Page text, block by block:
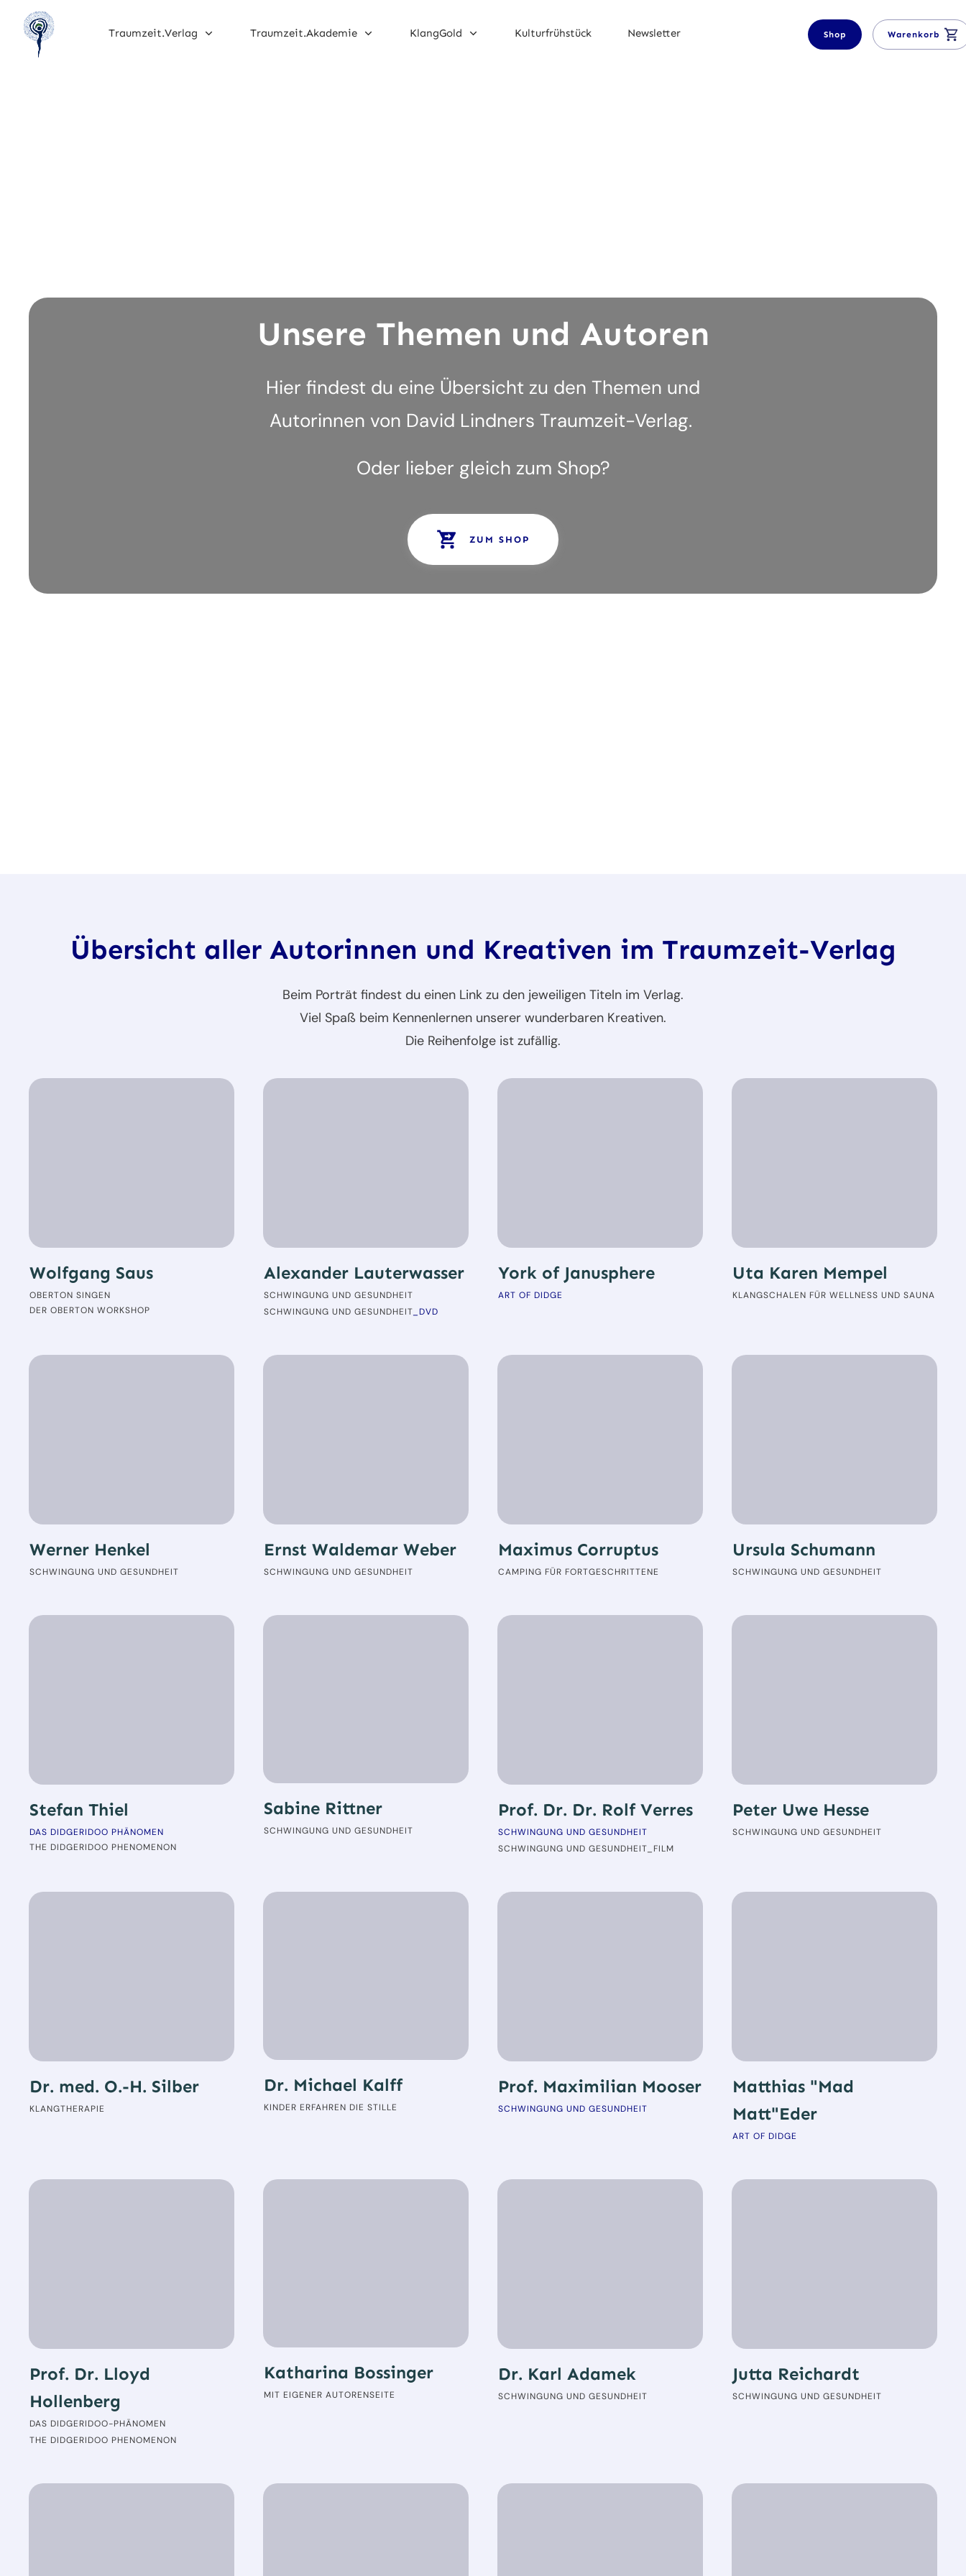
Traumzeit.Verlag Traumzeit.Akademie KlangGold Kulturfrühstück Newsletter Shop Warenkorb
Unsere Themen und Autoren
Hier findest du eine Übersicht zu den Themen und
Autorinnen von David Lindners Traumzeit-Verlag.
Oder lieber gleich zum Shop?
ZUM SHOP
Übersicht aller Autorinnen und Kreativen im Traumzeit-Verlag
Beim Porträt findest du einen Link zu den jeweiligen Titeln im Verlag.
Viel Spaß beim Kennenlernen unserer wunderbaren Kreativen.
Die Reihenfolge ist zufällig.
Wolfgang Saus
OBERTON SINGEN
DER OBERTON WORKSHOP
Alexander Lauterwasser
SCHWINGUNG UND GESUNDHEIT
SCHWINGUNG UND GESUNDHEIT _DVD
York of Janusphere
ART OF DIDGE
Uta Karen Mempel
KLANGSCHALEN FÜR WELLNESS UND SAUNA
Werner Henkel
SCHWINGUNG UND GESUNDHEIT
Ernst Waldemar Weber
SCHWINGUNG UND GESUNDHEIT
Maximus Corruptus
CAMPING FÜR FORTGESCHRITTENE
Ursula Schumann
SCHWINGUNG UND GESUNDHEIT
Stefan Thiel
DAS DIDGERIDOO PHÄNOMEN
THE DIDGERIDOO PHENOMENON
Sabine Rittner
SCHWINGUNG UND GESUNDHEIT
Prof. Dr. Dr. Rolf Verres
SCHWINGUNG UND GESUNDHEIT
SCHWINGUNG UND GESUNDHEIT_FILM
Peter Uwe Hesse
SCHWINGUNG UND GESUNDHEIT
Dr. med. O.-H. Silber
KLANGTHERAPIE
Dr. Michael Kalff
KINDER ERFAHREN DIE STILLE
Prof. Maximilian Mooser
SCHWINGUNG UND GESUNDHEIT
Matthias "Mad
Matt"Eder
ART OF DIDGE
Prof. Dr. Lloyd
Hollenberg
DAS DIDGERIDOO-PHÄNOMEN
THE DIDGERIDOO PHENOMENON
Katharina Bossinger
MIT EIGENER AUTORENSEITE
Dr. Karl Adamek
SCHWINGUNG UND GESUNDHEIT
Jutta Reichardt
SCHWINGUNG UND GESUNDHEIT